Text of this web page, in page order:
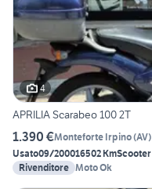
4
APRILIA Scarabeo 100 2T
1.390 €Monteforte Irpino(AV)
Usato09/200016502 KmScooter
Rivenditore Moto Ok